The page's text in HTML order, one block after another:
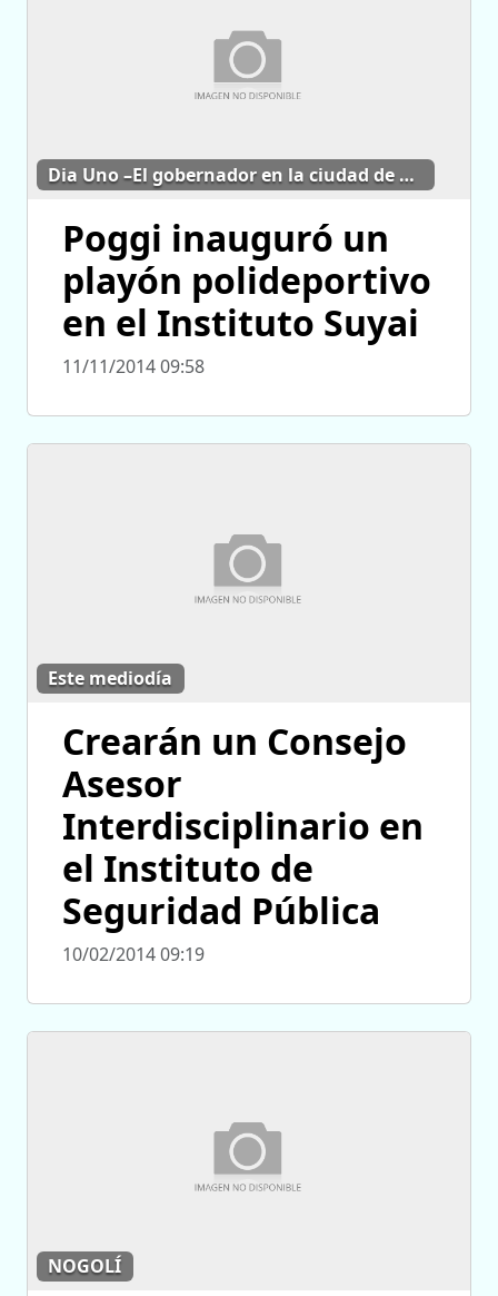
Dia Uno –El gobernador en la ciudad de San Luis
Poggi inauguró un
playón polideportivo
en el Instituto Suyai
11/11/2014 09:58
Este mediodía
Crearán un Consejo
Asesor
Interdisciplinario en
el Instituto de
Seguridad Pública
10/02/2014 09:19
NOGOLÍ